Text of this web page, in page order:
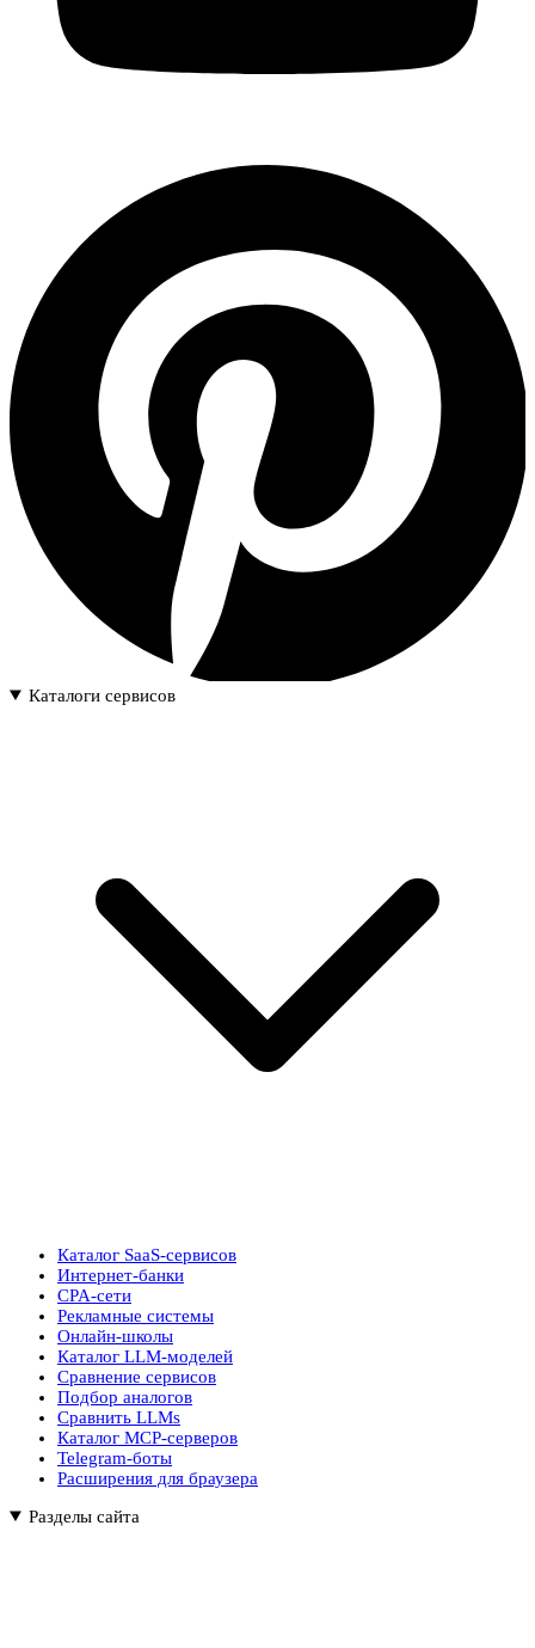
Каталоги сервисов
Каталог SaaS-сервисов
Интернет-банки
CPA-сети
Рекламные системы
Онлайн-школы
Каталог LLM-моделей
Сравнение сервисов
Подбор аналогов
Сравнить LLMs
Каталог MCP-серверов
Telegram-боты
Расширения для браузера
Разделы сайта